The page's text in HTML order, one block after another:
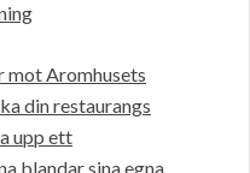
Aromhusets
din restaurangs
upp ett
blandar sina egna